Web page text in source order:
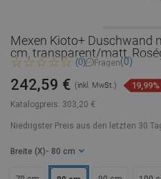
Mexen Kioto+ Duschwand
cm, transparent/matt,
(0) Fragen(0)
Katalogpreis: 303,20 €
242,59 € (inkl. MwSt.) 19,99%
Niedrigster Preis aus den letzten 30
Breite (X) - 80 cm